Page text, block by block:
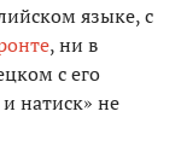
языке, с
, ни в
с его
натиск» не